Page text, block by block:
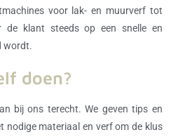
voor lak- en muurverf tot
de klant steeds op een snelle en
wordt.
doen?
bij ons terecht. We geven tips en
nodige materiaal en verf om de klus